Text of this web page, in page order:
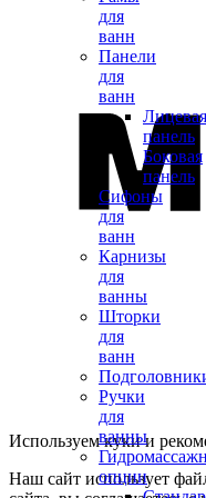
для
ванн
Панели
для
ванн
Лицевая
панель
Боковая
панель
Сифоны
для
ванн
Карнизы
для
ванны
Шторки
для
ванн
Ручки
для
ванны
опции
Используем куки и
Наш сайт использует